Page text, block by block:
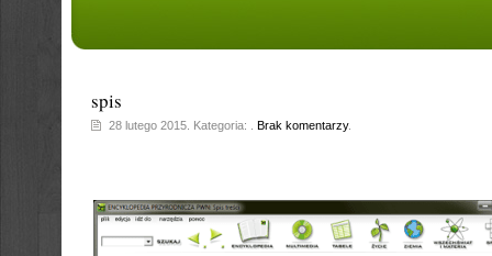
spis
28 lutego 2015. Kategoria: . Brak komentarzy.